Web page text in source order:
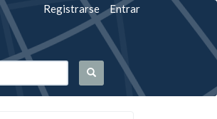
Registrarse Entrar